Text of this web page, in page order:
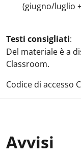
(giugno/luglio
Testi consigliati:
Del materiale è a
Classroom.
Codice di accesso
Avvisi